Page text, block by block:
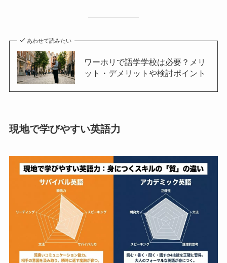
あわせて読みたい
ワーホリで語学学校は必要？メリ
ット・デメリットや検討ポイント
現地で学びやすい英語力